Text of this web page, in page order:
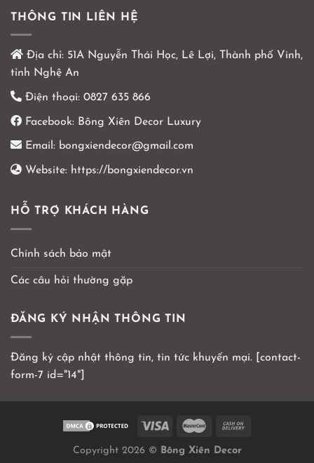
THÔNG TIN LIÊN HỆ
Địa chỉ: 51A Nguyễn Thái Học, Lê Lợi, Thành phố Vinh,
tỉnh Nghệ An
Điện thoại: 0827 635 866
Facebook: Bông Xiên Decor Luxury
Email: bongxiendecor@gmail.com
Website: https://bongxiendecor.vn
HỖ TRỢ KHÁCH HÀNG
Chính sách bảo mật
Các câu hỏi thường gặp
ĐĂNG KÝ NHẬN THÔNG TIN
Đăng ký cập nhật thông tin, tin tức khuyến mại. [contact-
form-7 id="14"]
Copyright 2026 © Bông Xiên Decor